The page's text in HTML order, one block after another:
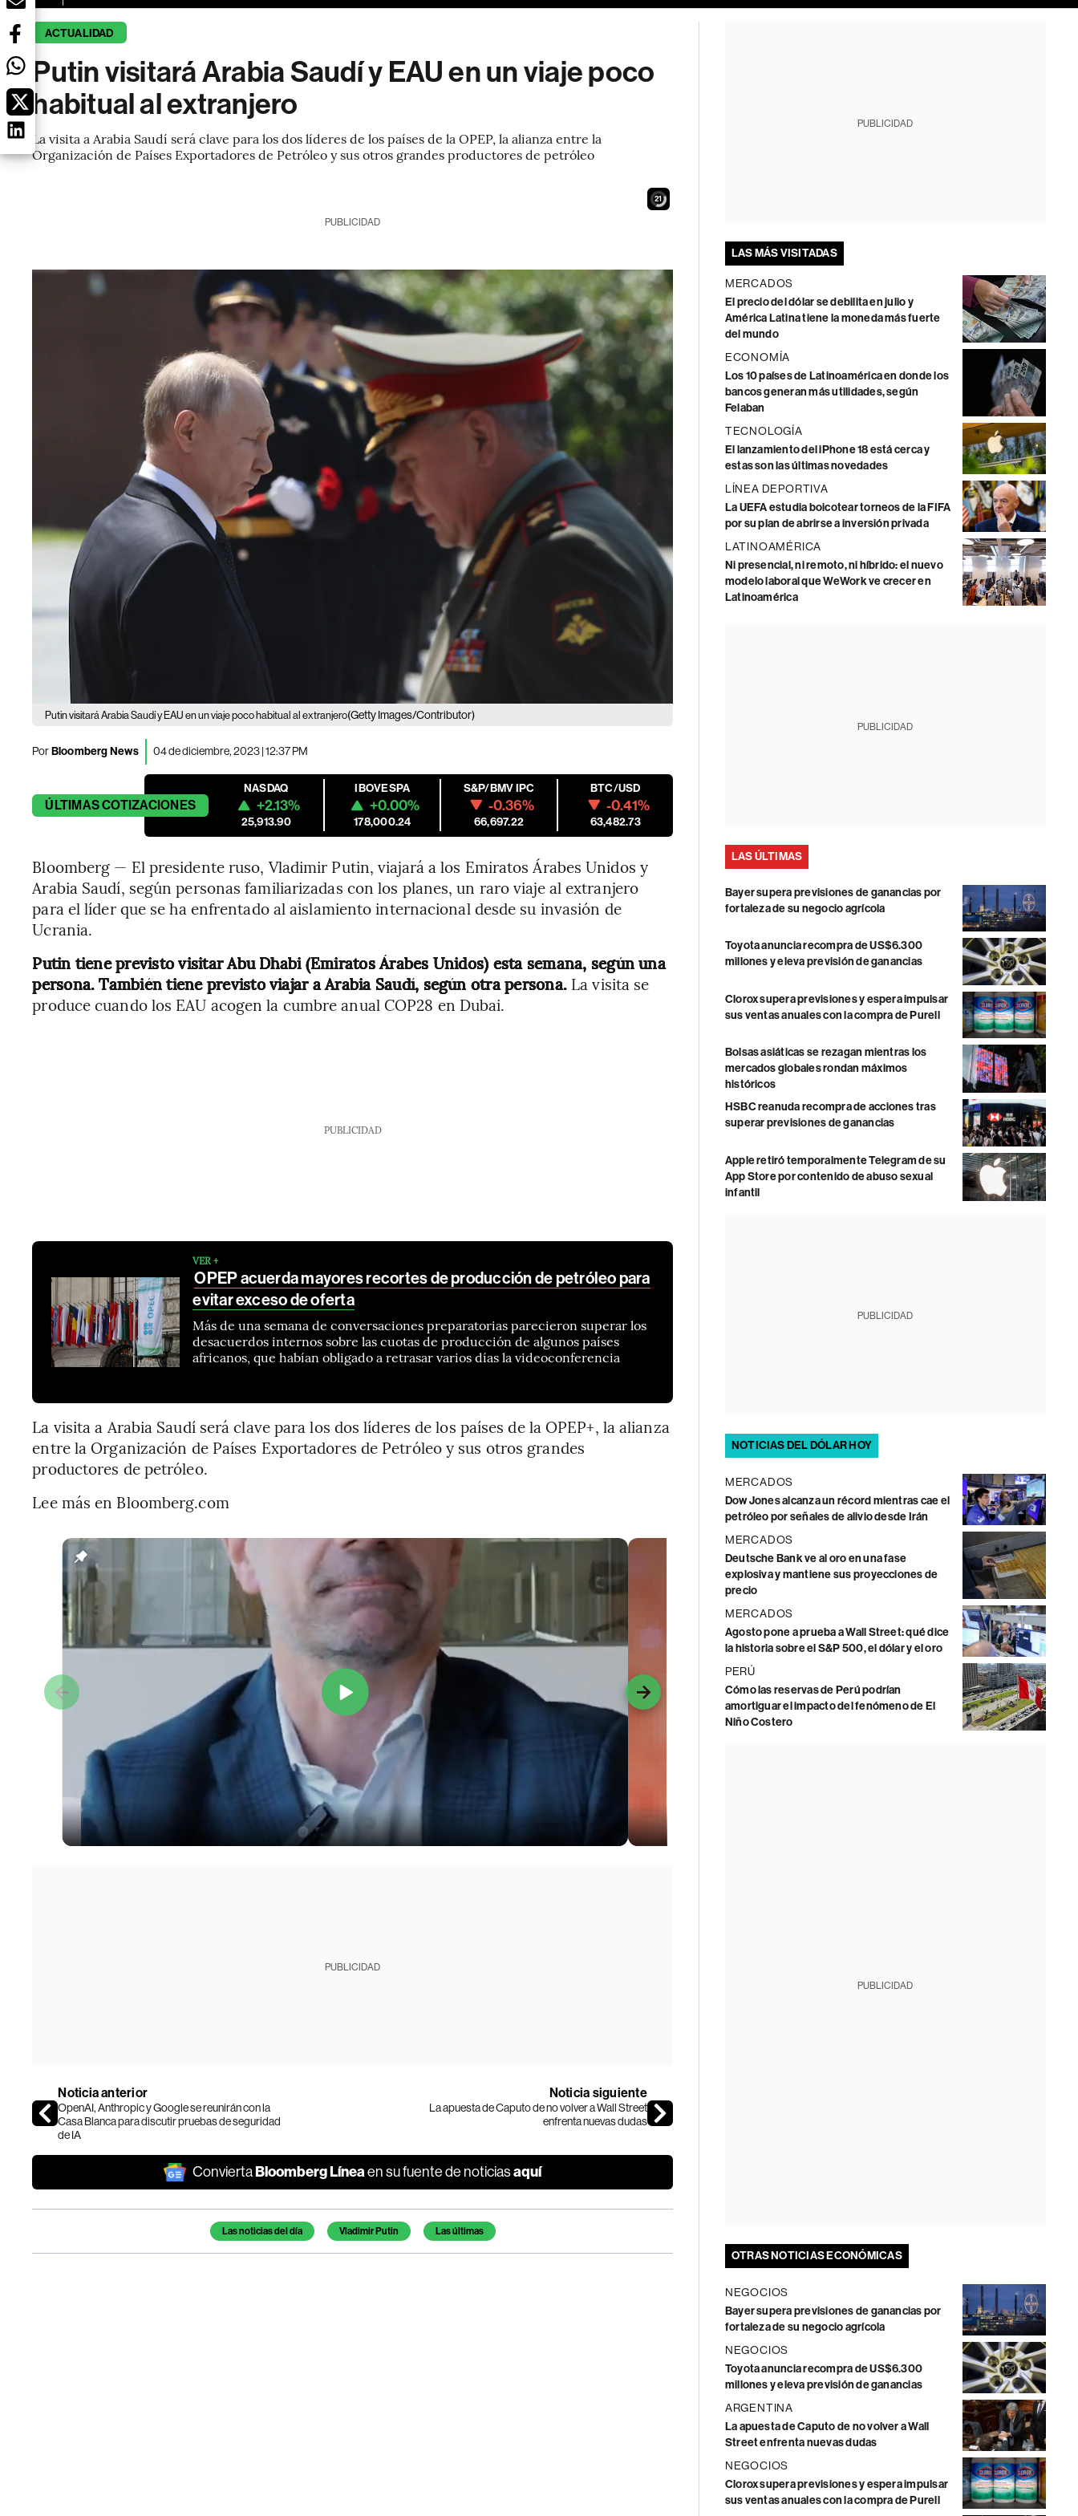
ACTUALIDAD
Putin visitará Arabia Saudí y EAU en un viaje poco
habitual al extranjero
La visita a Arabia Saudí será clave para los dos líderes de los países de la OPEP, la alianza entre la
Organización de Países Exportadores de Petróleo y sus otros grandes productores de petróleo
19
PUBLICIDAD
Putin visitará Arabia Saudí y EAU en un viaje poco habitual al extranjero(Getty Images/Contributor)
PorBloomberg News 04 de diciembre, 2023 | 12:37 PM
ÚLTIMASCOTIZACIONES
NASDAQ
+2.13%
25,913.90
IBOVESPA
+0.00%
178,000.24
S&P/BMV IPC
-0.36%
66,697.22
BTC/USD
-0.41%
63,482.73
Bloomberg — El presidente ruso, Vladimir Putin, viajará a los Emiratos Árabes Unidos y
Arabia Saudí, según personas familiarizadas con los planes, un raro viaje al extranjero
para el líder que se ha enfrentado al aislamiento internacional desde su invasión de
Ucrania.
Putin tiene previsto visitar Abu Dhabi (Emiratos Árabes Unidos) esta semana, según una
persona. También tiene previsto viajar a Arabia Saudí, según otra persona. La visita se
produce cuando los EAU acogen la cumbre anual COP28 en Dubai.
PUBLICIDAD
VER +
OPEP acuerda mayores recortes de producción de petróleo para
evitar exceso de oferta
Más de una semana de conversaciones preparatorias parecieron superar los
desacuerdos internos sobre las cuotas de producción de algunos países
africanos, que habían obligado a retrasar varios días la videoconferencia
La visita a Arabia Saudí será clave para los dos líderes de los países de la OPEP+, la alianza
entre la Organización de Países Exportadores de Petróleo y sus otros grandes
productores de petróleo.
Lee más en Bloomberg.com
PUBLICIDAD
Noticia anterior
OpenAI, Anthropic y Google se reunirán con la
Casa Blanca para discutir pruebas de seguridad
de IA
Noticia siguiente
La apuesta de Caputo de no volver a Wall Street
enfrenta nuevas dudas
ConviertaBloomberg Líneaen su fuente de noticiasaquí
Las noticias del día Vladimir Putin Las últimas
PUBLICIDAD
LAS MÁS VISITADAS
MERCADOS
El precio del dólar se debilita en julio y
América Latina tiene la moneda más fuerte
del mundo
ECONOMÍA
Los 10 países de Latinoamérica en donde los
bancos generan más utilidades, según
Felaban
TECNOLOGÍA
El lanzamiento del iPhone 18 está cerca y
estas son las últimas novedades
LÍNEA DEPORTIVA
La UEFA estudia boicotear torneos de la FIFA
por su plan de abrirse a inversión privada
LATINOAMÉRICA
Ni presencial, ni remoto, ni híbrido: el nuevo
modelo laboral que WeWork ve crecer en
Latinoamérica
PUBLICIDAD
LAS ÚLTIMAS
Bayer supera previsiones de ganancias por
fortaleza de su negocio agrícola
Toyota anuncia recompra de US$6.300
millones y eleva previsión de ganancias
Clorox supera previsiones y espera impulsar
sus ventas anuales con la compra de Purell
Bolsas asiáticas se rezagan mientras los
mercados globales rondan máximos
históricos
HSBC reanuda recompra de acciones tras
superar previsiones de ganancias
Apple retiró temporalmente Telegram de su
App Store por contenido de abuso sexual
infantil
PUBLICIDAD
NOTICIAS DEL DÓLAR HOY
MERCADOS
Dow Jones alcanza un récord mientras cae el
petróleo por señales de alivio desde Irán
MERCADOS
Deutsche Bank ve al oro en una fase
explosiva y mantiene sus proyecciones de
precio
MERCADOS
Agosto pone a prueba a Wall Street: qué dice
la historia sobre el S&P 500, el dólar y el oro
PERÚ
Cómo las reservas de Perú podrían
amortiguar el impacto del fenómeno de El
Niño Costero
PUBLICIDAD
OTRAS NOTICIAS ECONÓMICAS
NEGOCIOS
Bayer supera previsiones de ganancias por
fortaleza de su negocio agrícola
NEGOCIOS
Toyota anuncia recompra de US$6.300
millones y eleva previsión de ganancias
ARGENTINA
La apuesta de Caputo de no volver a Wall
Street enfrenta nuevas dudas
NEGOCIOS
Clorox supera previsiones y espera impulsar
sus ventas anuales con la compra de Purell